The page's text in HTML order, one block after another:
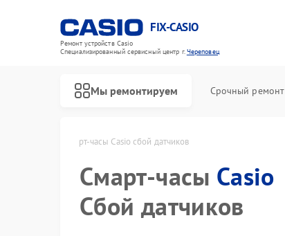
FIX-CASIO
Ремонт устройств Casio
Специализированный cервисный центр г.Череповец
Мы ремонтируем Срочный ремонт
Смарт-часы Casio сбой датчиков
Смарт-часы Casio
Сбой датчиков